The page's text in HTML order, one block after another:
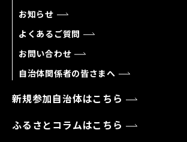
お知らせ
よくあるご質問
お問い合わせ
自治体関係者の皆さまへ
新規参加自治体はこちら
ふるさとコラムはこちら